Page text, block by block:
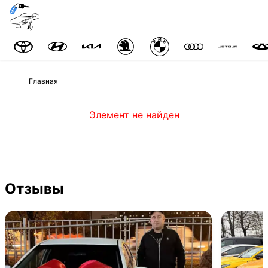
Главная
Элемент не найден
Отзывы